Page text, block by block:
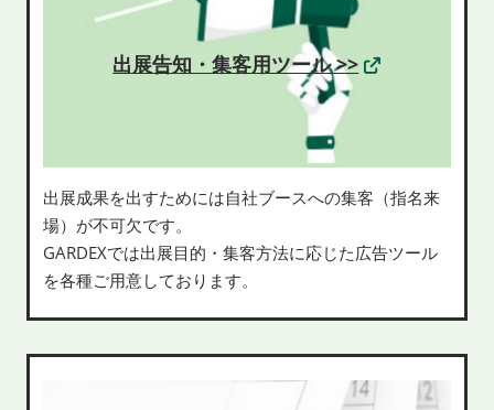
出展告知・集客用ツール >>
出展成果を出すためには自社ブースへの集客（指名来
場）が不可欠です。
GARDEXでは出展目的・集客方法に応じた広告ツール
を各種ご用意しております。